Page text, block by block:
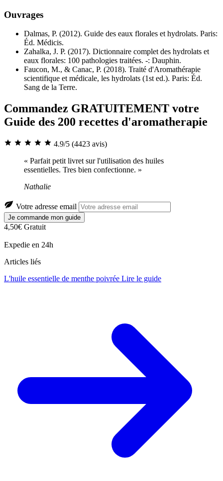
Ouvrages
Dalmas, P. (2012). Guide des eaux florales et hydrolats. Paris:
Éd. Médicis.
Zahalka, J. P. (2017). Dictionnaire complet des hydrolats et
eaux florales: 100 pathologies traitées. -: Dauphin.
Faucon, M., & Canac, P. (2018). Traité d'Aromathérapie
scientifique et médicale, les hydrolats (1st ed.). Paris: Éd.
Sang de la Terre.
Commandez GRATUITEMENT votre
Guide des 200 recettes d'aromatherapie
4.9/5 (4423 avis)
« Parfait petit livret sur l'utilisation des huiles
essentielles. Tres bien confectionne. »
Nathalie
Votre adresse email
Je commande mon guide
4,50€ Gratuit
Expedie en 24h
Articles liés
L'huile essentielle de menthe poivrée Lire le guide